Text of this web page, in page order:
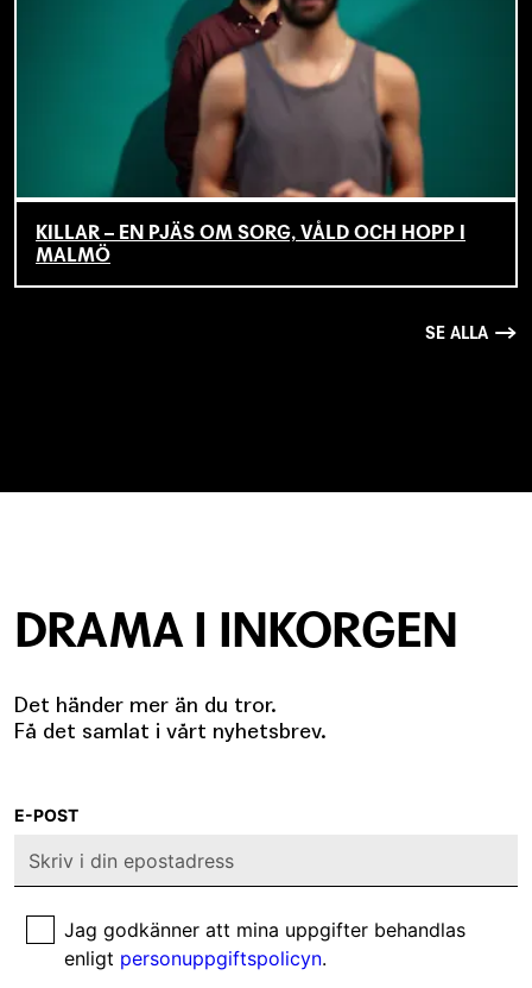
KILLAR – EN PJÄS OM SORG, VÅLD OCH HOPP I
MALMÖ
SE ALLA
DRAMA I INKORGEN
Det händer mer än du tror.
Få det samlat i vårt nyhetsbrev.
E-POST
Jag godkänner att mina uppgifter behandlas
enligt personuppgiftspolicyn.